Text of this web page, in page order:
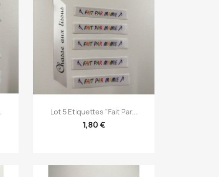
Aperçu rapide
Lot 5 Etiquettes "fait Par...
1,80 €